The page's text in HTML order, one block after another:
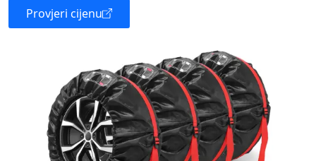
Provjeri cijenu